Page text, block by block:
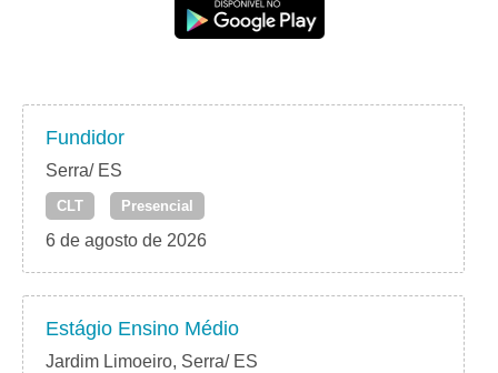
Fundidor
Serra/ ES
CLT Presencial
6 de agosto de 2026
Estágio Ensino Médio
Jardim Limoeiro, Serra/ ES